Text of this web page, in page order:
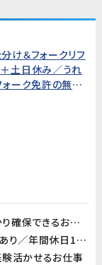
＆フォークリフ
土日休み／うれ
ーク免許の無い
日勤専属×土日休み／プライベートしっかり確保できるお仕事
GW、夏季、年末年始、各9連休の大型連休あり／年間休日121日
験活かせるお仕事